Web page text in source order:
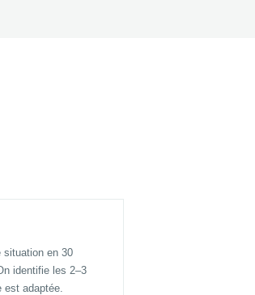
situation en 30
identifie les 2–3
adaptée.